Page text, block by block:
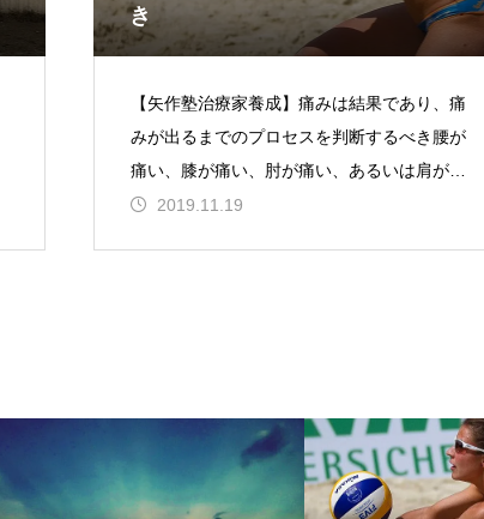
き
【矢作塾治療家養成】痛みは結果であり、痛
みが出るまでのプロセスを判断するべき腰が
痛い、膝が痛い、肘が痛い、あるいは肩が痛
いといった痛みを訴えてきた時に、その局所
2019.11.19